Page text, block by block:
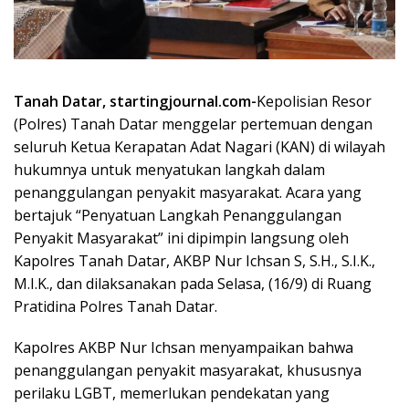
Tanah Datar, startingjournal.com-Kepolisian Resor
(Polres) Tanah Datar menggelar pertemuan dengan
seluruh Ketua Kerapatan Adat Nagari (KAN) di wilayah
hukumnya untuk menyatukan langkah dalam
penanggulangan penyakit masyarakat. Acara yang
bertajuk “Penyatuan Langkah Penanggulangan
Penyakit Masyarakat” ini dipimpin langsung oleh
Kapolres Tanah Datar, AKBP Nur Ichsan S, S.H., S.I.K.,
M.I.K., dan dilaksanakan pada Selasa, (16/9) di Ruang
Pratidina Polres Tanah Datar.
Kapolres AKBP Nur Ichsan menyampaikan bahwa
penanggulangan penyakit masyarakat, khususnya
perilaku LGBT, memerlukan pendekatan yang